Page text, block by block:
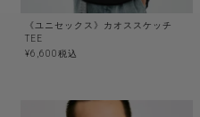
《ユニセックス》カオススケッチ
TEE
¥6,600税込